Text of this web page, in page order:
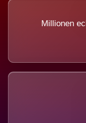
Millionen